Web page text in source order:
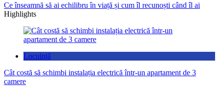
Ce înseamnă să ai echilibru în viață și cum îl recunoști când îl ai
Highlights
Locuință
Cât costă să schimbi instalația electrică într-un apartament de 3
camere